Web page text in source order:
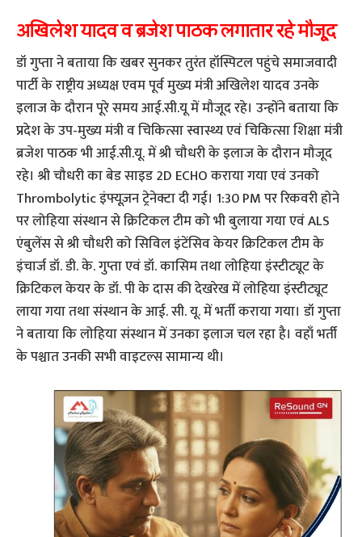
अखिलेश यादव व ब्रजेश पाठक लगातार रहे मौजूद
डॉ गुप्ता ने बताया कि खबर सुनकर तुरंत हॉस्पिटल पहुंचे समाजवादी
पार्टी के राष्ट्रीय अध्यक्ष एवम पूर्व मुख्य मंत्री अखिलेश यादव उनके
इलाज के दौरान पूरे समय आई.सी.यू में मौजूद रहे। उन्होंने बताया कि
प्रदेश के उप-मुख्य मंत्री व चिकित्सा स्वास्थ्य एवं चिकित्सा शिक्षा मंत्री
ब्रजेश पाठक भी आई.सी.यू. में श्री चौधरी के इलाज के दौरान मौजूद
रहे। श्री चौधरी का बेड साइड 2D ECHO कराया गया एवं उनको
Thrombolytic इंफ्यूज़न ट्रेनेक्टा दी गई। 1:30 PM पर रिकवरी होने
पर लोहिया संस्थान से क्रिटिकल टीम को भी बुलाया गया एवं ALS
एंबुलेंस से श्री चौधरी को सिविल इंटेंसिव केयर क्रिटिकल टीम के
इंचार्ज डॉ. डी. के. गुप्ता एवं डॉ. कासिम तथा लोहिया इंस्टीट्यूट के
क्रिटिकल केयर के डॉ. पी के दास की देखरेख में लोहिया इंस्टीट्यूट
लाया गया तथा संस्थान के आई. सी. यू. में भर्ती कराया गया। डॉ गुप्ता
ने बताया कि लोहिया संस्थान में उनका इलाज चल रहा है। वहाँ भर्ती
के पश्चात उनकी सभी वाइटल्स सामान्य थी।